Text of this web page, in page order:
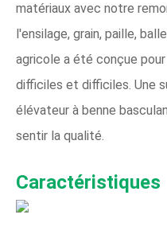
matériaux avec notre
l'ensilage, grain, paille,
agricole a été conçue
difficiles et difficiles. Une
élévateur à benne
sentir la qualité.
Caractéristiques